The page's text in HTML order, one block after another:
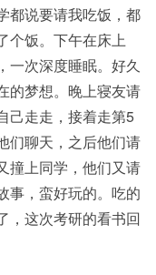
都说要请我吃饭，都
个饭。下午在床上
一次深度睡眠。好久
的梦想。晚上寝友请
己走走，接着走第5
们聊天，之后他们请
撞上同学，他们又请
事，蛮好玩的。吃的
，这次考研的看书回